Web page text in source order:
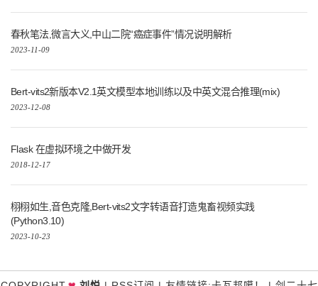
春秋笔法,微言大义,中山二院“癌症事件”情况说明解析
2023-11-09
Bert-vits2新版本V2.1英文模型本地训练以及中英文混合推理(mix)
2023-12-08
Flask 在虚拟环境之中做开发
2018-12-17
栩栩如生,音色克隆,Bert-vits2文字转语音打造鬼畜视频实践
(Python3.10)
2023-10-23